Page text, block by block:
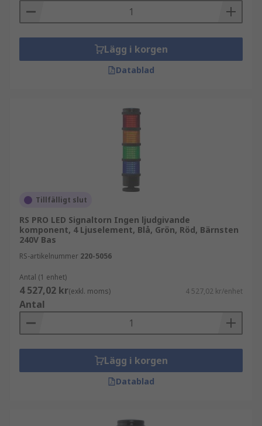
Lägg i korgen
Datablad
Tillfälligt slut
RS PRO LED Signaltorn Ingen ljudgivande
komponent, 4 Ljuselement, Blå, Grön, Röd, Bärnsten
240V Bas
RS-artikelnummer 220-5056
Antal (1 enhet)
4 527,02 kr(exkl. moms) 4 527,02 kr/enhet
Antal
Lägg i korgen
Datablad